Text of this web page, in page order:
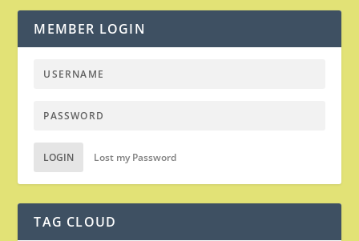
MEMBER LOGIN
LOGIN Lost my Password
TAG CLOUD